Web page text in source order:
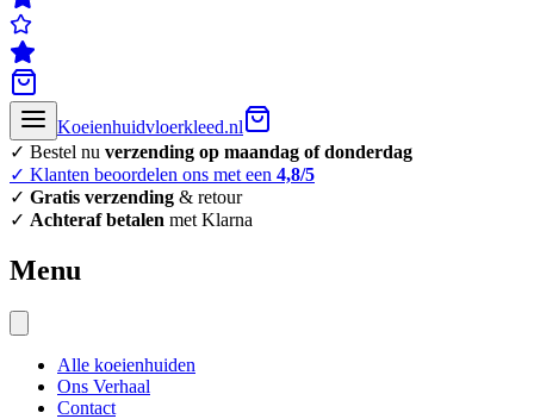
Koeienhuidvloerkleed.nl
✓ Bestel nu verzending op maandag of donderdag
✓ Klanten beoordelen ons met een 4,8/5
✓ Gratis verzending & retour
✓ Achteraf betalen met Klarna
Menu
Alle koeienhuiden
Ons Verhaal
Contact